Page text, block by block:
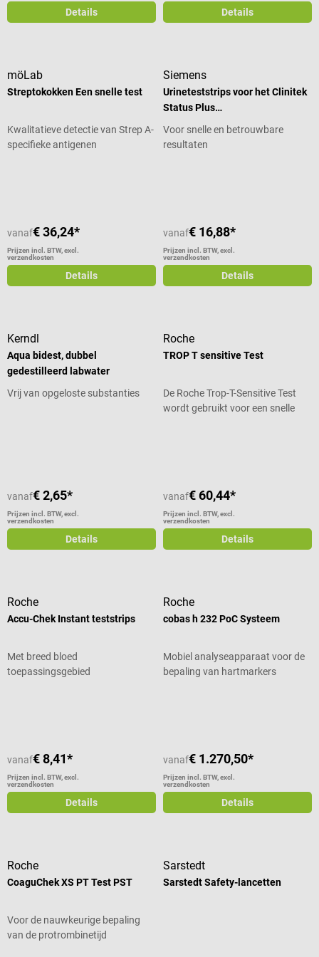
Details Details
möLab
Streptokokken Een snelle test
Kwalitatieve detectie van Strep A-
specifieke antigenen
vanaf€ 36,24*
Prijzen incl. BTW, excl.
verzendkosten
Details
Siemens
Urineteststrips voor het Clinitek
Status Plus
urineanalysesysteem
Voor snelle en betrouwbare
resultaten
vanaf€ 16,88*
Prijzen incl. BTW, excl.
verzendkosten
Details
Kerndl
Aqua bidest, dubbel
gedestilleerd labwater
Vrij van opgeloste substanties
vanaf€ 2,65*
Prijzen incl. BTW, excl.
verzendkosten
Details
Roche
TROP T sensitive Test
De Roche Trop-T-Sensitive Test
wordt gebruikt voor een snelle
die vrijkomt bij myocardiale
necrose. De resultaten kunnen al
na 15-20 minuten op de Troponin
teststrip worden afgelezen. De
kenmerkende ECG-veranderingen
ontbreken. Zo kan sneller een
patiënten zo snel mogelijk
worden geholpen. Belangrijke
een door een arts gemachtigde
persoon. Medische leken kunnen
de test verkeerd gebruiken en
interpreteren. Productgegevens
Handige teststrip voor specifieke
heparine) veneus volbloed Snelle
ondersteuning bij de diagnose
vanaf€ 60,44*
Prijzen incl. BTW, excl.
verzendkosten
Details
Roche
Accu-Chek Instant teststrips
Met breed bloed
toepassingsgebied
vanaf€ 8,41*
Prijzen incl. BTW, excl.
verzendkosten
Details
Roche
cobas h 232 PoC Systeem
Mobiel analyseapparaat voor de
bepaling van hartmarkers
vanaf€ 1.270,50*
Prijzen incl. BTW, excl.
verzendkosten
Details
Roche
CoaguChek XS PT Test PST
Voor de nauwkeurige bepaling
van de protrombinetijd
Sarstedt
Sarstedt Safety-lancetten